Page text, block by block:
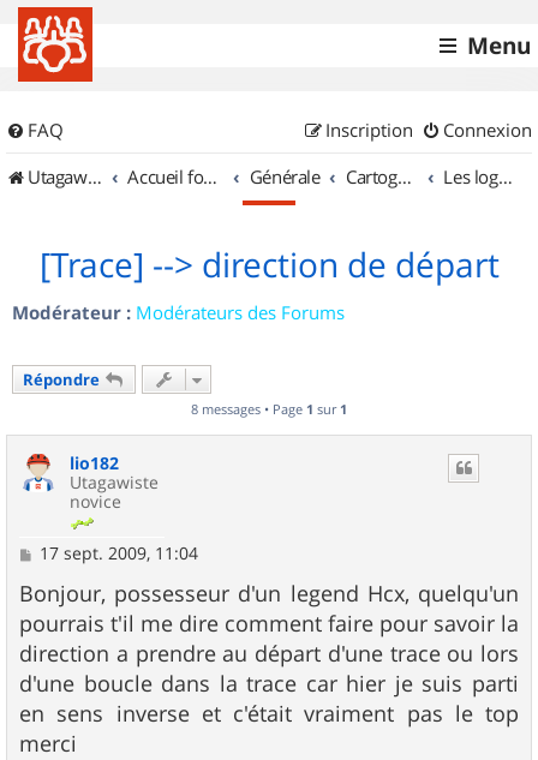
Menu
FAQ Connexion
Inscription
UtagawaVTT (Randos VTT et VTTAE avec traces GPS)
Accueil forum Générale Cartographie et GPS Les logiciels
[Trace] --> direction de départ
Modérateur : Modérateurs des Forums
Répondre
8 messages • Page 1 sur 1
lio182
Utagawiste
novice
M
s
s
a
g
e
17 sept. 2009, 11:04
Bonjour, possesseur d'un legend Hcx, quelqu'un
pourrais t'il me dire comment faire pour savoir la
direction a prendre au départ d'une trace ou lors
d'une boucle dans la trace car hier je suis parti
en sens inverse et c'était vraiment pas le top
merci